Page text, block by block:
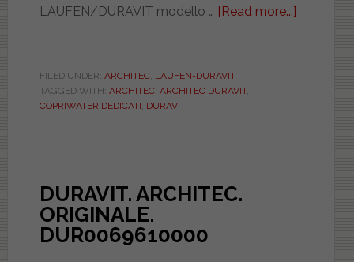
LAUFEN/DURAVIT modello … [Read more...]
FILED UNDER: ARCHITEC, LAUFEN-DURAVIT
TAGGED WITH: ARCHITEC, ARCHITEC DURAVIT,
COPRIWATER DEDICATI, DURAVIT
DURAVIT. ARCHITEC.
ORIGINALE.
DUR0069610000